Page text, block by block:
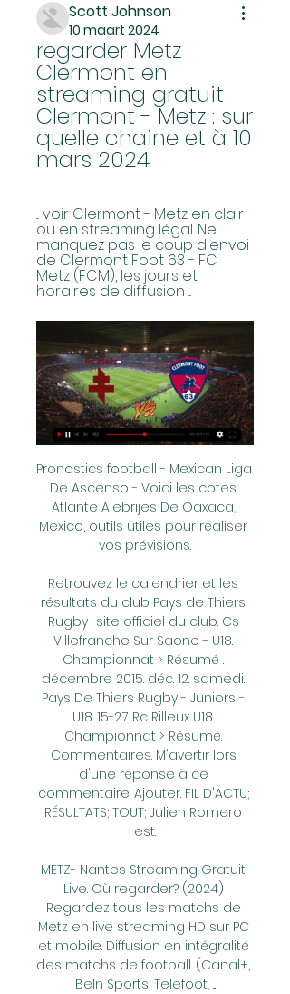
Scott Johnson
10 maart 2024
regarder Metz
Clermont en
streaming gratuit
Clermont - Metz : sur
quelle chaine et à 10
mars 2024
... voir Clermont - Metz en clair
ou en streaming légal. Ne
manquez pas le coup d'envoi
de Clermont Foot 63 - FC
Metz (FCM), les jours et
horaires de diffusion ...
Pronostics football - Mexican Liga
De Ascenso - Voici les cotes
Atlante Alebrijes De Oaxaca,
Mexico, outils utiles pour réaliser
vos prévisions.
Retrouvez le calendrier et les
résultats du club Pays de Thiers
Rugby : site officiel du club. Cs
Villefranche Sur Saone - U18.
Championnat > Résumé .
décembre 2015. déc. 12. samedi.
Pays De Thiers Rugby - Juniors -
U18. 15-27. Rc Rilleux U18.
Championnat > Résumé.
Commentaires. M'avertir lors
d'une réponse à ce
commentaire. Ajouter. FIL D'ACTU;
RÉSULTATS; TOUT; Julien Romero
est.
METZ- Nantes Streaming Gratuit
Live. Où regarder? (2024)
Regardez tous les matchs de
Metz en live streaming HD sur PC
et mobile. Diffusion en intégralité
des matchs de football. (Canal+,
BeIn Sports, Telefoot, ...